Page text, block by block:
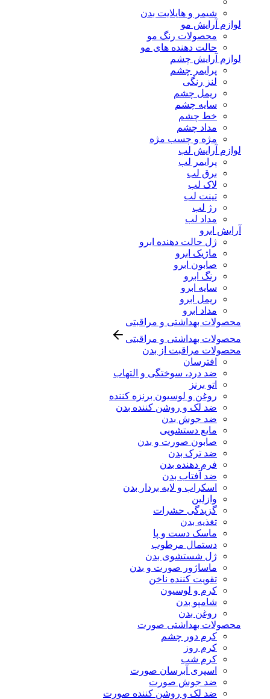
شیمر و هایلایت بدن
لوازم آرایش مو
محصولات رنگ مو
حالت دهنده های مو
لوازم آرایش چشم
پرایمر چشم
لنز رنگی
ریمل چشم
سایه چشم
خط چشم
مداد چشم
مژه و چسب مژه
لوازم آرایش لب
پرایمر لب
برق لب
لاک لب
تینت لب
رژ لب
مداد لب
آرایش ابرو
ژل حالت دهنده ابرو
ماژیک ابرو
صابون ابرو
رنگ ابرو
سایه ابرو
ریمل ابرو
مداد ابرو
محصولات بهداشتی و مراقبتی
محصولات بهداشتی و مراقبتی
محصولات مراقبت از بدن
افترسان
ضد درد، سوختگی و التهاب
اتو برنز
روغن و لوسیون برنزه کننده
ضد لک و روشن کننده بدن
ضد جوش بدن
مایع دستشویی
صابون صورت و بدن
ضد ترک بدن
فرم دهنده بدن
ضد آفتاب بدن
اسکراب و لایه بردار بدن
وازلین
گزیدگی حشرات
تغذیه بدن
ماسک دست و پا
دستمال مرطوب
ژل شستشوی بدن
ماساژور صورت و بدن
تقویت کننده ناخن
کرم و لوسیون
شامپو بدن
روغن بدن
محصولات بهداشتی صورت
کرم دور چشم
کرم روز
کرم شب
اسپری آبرسان صورت
ضد جوش صورت
ضد لک و روشن کننده صورت